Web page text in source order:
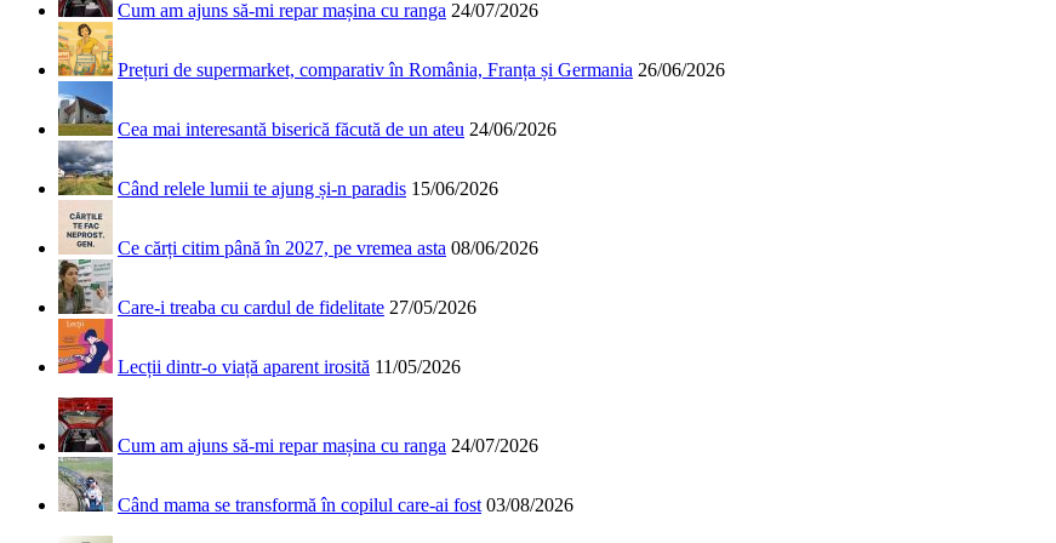
Cum am ajuns să-mi repar mașina cu ranga 24/07/2026
Prețuri de supermarket, comparativ în România, Franța și Germania 26/06/2026
Cea mai interesantă biserică făcută de un ateu 24/06/2026
Când relele lumii te ajung și-n paradis 15/06/2026
Ce cărți citim până în 2027, pe vremea asta 08/06/2026
Care-i treaba cu cardul de fidelitate 27/05/2026
Lecții dintr-o viață aparent irosită 11/05/2026
Cum am ajuns să-mi repar mașina cu ranga 24/07/2026
Când mama se transformă în copilul care-ai fost 03/08/2026